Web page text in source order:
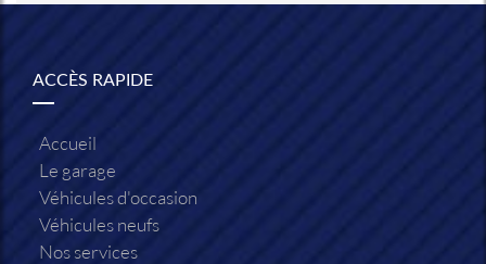
ACCÈS RAPIDE
Accueil
Le garage
Véhicules d'occasion
Véhicules neufs
Nos services